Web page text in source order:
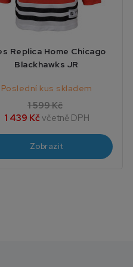
Replica Home Chicago
Blackhawks JR
Poslední kus skladem
1 599 Kč
1 439 Kčvčetně DPH
Zobrazit